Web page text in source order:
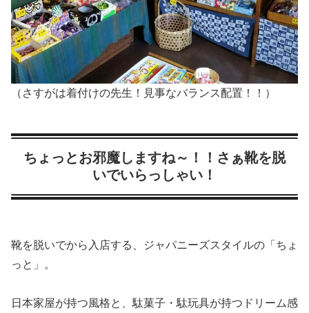
（さすがは着付けの先生！見事なバランス配置！！）
ちょっとお邪魔しますね～！！さぁ靴を脱
いでいらっしゃい！
靴を脱いでから入店する、ジャパニーズスタイルの「ちょ
っと」。
日本家屋が持つ風格と、駄菓子・駄玩具が持つドリーム感